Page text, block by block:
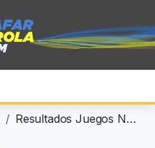
Resultados Juegos Navarros de Natación "Infantil-Júnior"